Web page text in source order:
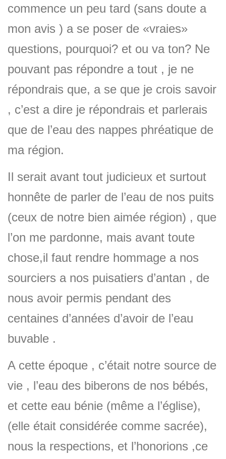
commence un peu tard (sans doute a
mon avis ) a se poser de «vraies»
questions, pourquoi? et ou va ton? Ne
pouvant pas répondre a tout , je ne
répondrais que, a se que je crois savoir
, c’est a dire je répondrais et parlerais
que de l’eau des nappes phréatique de
ma région.
Il serait avant tout judicieux et surtout
honnête de parler de l’eau de nos puits
(ceux de notre bien aimée région) , que
l’on me pardonne, mais avant toute
chose,il faut rendre hommage a nos
sourciers a nos puisatiers d’antan , de
nous avoir permis pendant des
centaines d’années d’avoir de l’eau
buvable .
A cette époque , c’était notre source de
vie , l’eau des biberons de nos bébés,
et cette eau bénie (même a l’église),
(elle était considérée comme sacrée),
nous la respections, et l’honorions ,ce